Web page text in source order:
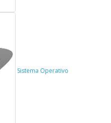
Sistema Operativo